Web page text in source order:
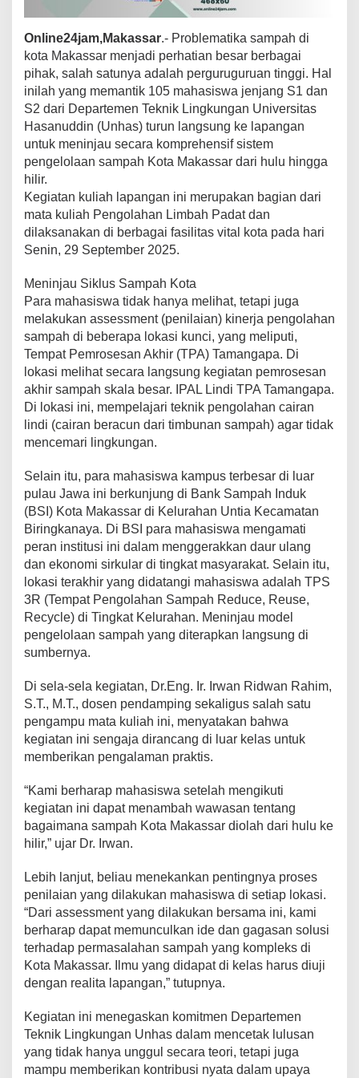
n
a
s
B
d
a
h
P
e
n
e
l
o
a
n
S
a
p
a
h
M
k
a
a
,
L
a
h
i
r
k
a
n
G
s
a
n
o
l
t
i
f
Online24jam,Makassar.- Problematika sampah di
kota Makassar menjadi perhatian besar berbagai
pihak, salah satunya adalah perguruguruan tinggi. Hal
inilah yang memantik 105 mahasiswa jenjang S1 dan
S2 dari Departemen Teknik Lingkungan Universitas
Hasanuddin (Unhas) turun langsung ke lapangan
untuk meninjau secara komprehensif sistem
pengelolaan sampah Kota Makassar dari hulu hingga
hilir.
Kegiatan kuliah lapangan ini merupakan bagian dari
mata kuliah Pengolahan Limbah Padat dan
dilaksanakan di berbagai fasilitas vital kota pada hari
Senin, 29 September 2025.
Meninjau Siklus Sampah Kota
Para mahasiswa tidak hanya melihat, tetapi juga
melakukan assessment (penilaian) kinerja pengolahan
sampah di beberapa lokasi kunci, yang meliputi,
Tempat Pemrosesan Akhir (TPA) Tamangapa. Di
lokasi melihat secara langsung kegiatan pemrosesan
akhir sampah skala besar. IPAL Lindi TPA Tamangapa.
Di lokasi ini, mempelajari teknik pengolahan cairan
lindi (cairan beracun dari timbunan sampah) agar tidak
mencemari lingkungan.
Selain itu, para mahasiswa kampus terbesar di luar
pulau Jawa ini berkunjung di Bank Sampah Induk
(BSI) Kota Makassar di Kelurahan Untia Kecamatan
Biringkanaya. Di BSI para mahasiswa mengamati
peran institusi ini dalam menggerakkan daur ulang
dan ekonomi sirkular di tingkat masyarakat. Selain itu,
lokasi terakhir yang didatangi mahasiswa adalah TPS
3R (Tempat Pengolahan Sampah Reduce, Reuse,
Recycle) di Tingkat Kelurahan. Meninjau model
pengelolaan sampah yang diterapkan langsung di
sumbernya.
Di sela-sela kegiatan, Dr.Eng. Ir. Irwan Ridwan Rahim,
S.T., M.T., dosen pendamping sekaligus salah satu
pengampu mata kuliah ini, menyatakan bahwa
kegiatan ini sengaja dirancang di luar kelas untuk
memberikan pengalaman praktis.
“Kami berharap mahasiswa setelah mengikuti
kegiatan ini dapat menambah wawasan tentang
bagaimana sampah Kota Makassar diolah dari hulu ke
hilir,” ujar Dr. Irwan.
Lebih lanjut, beliau menekankan pentingnya proses
penilaian yang dilakukan mahasiswa di setiap lokasi.
“Dari assessment yang dilakukan bersama ini, kami
berharap dapat memunculkan ide dan gagasan solusi
terhadap permasalahan sampah yang kompleks di
Kota Makassar. Ilmu yang didapat di kelas harus diuji
dengan realita lapangan,” tutupnya.
Kegiatan ini menegaskan komitmen Departemen
Teknik Lingkungan Unhas dalam mencetak lulusan
yang tidak hanya unggul secara teori, tetapi juga
mampu memberikan kontribusi nyata dalam upaya